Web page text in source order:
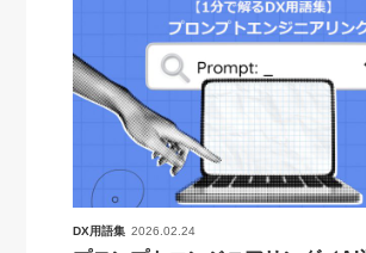
DX用語集 2026.02.24